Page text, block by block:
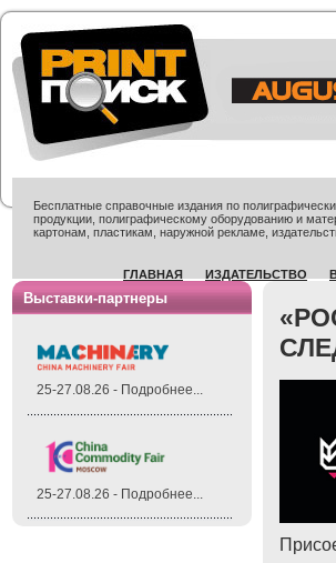
Бесплатные справочные издания по
продукции, полиграфическому оборудованию и
картонам, пластикам, наружной рекламе,
ГЛАВНАЯ ИЗДАТЕЛЬСТВО
Выставки-партнеры
25-27.08.26 - Подробнее...
25-27.08.26 - Подробнее...